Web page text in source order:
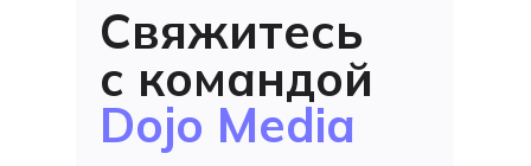
Dojo Media
Свяжитесь
с командой